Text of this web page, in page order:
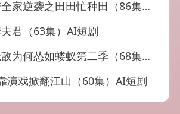
逆袭之田田忙种田（86集）AI短剧
君（63集）AI短剧
何怂如蝼蚁第二季（68集）AI短剧
演戏掀翻江山（60集）AI短剧